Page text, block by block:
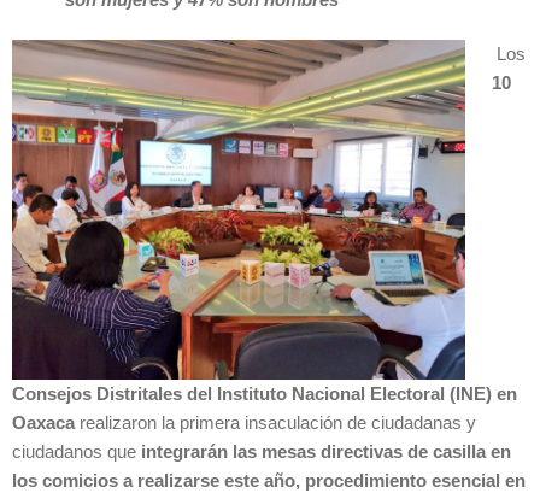
Los
10
Consejos Distritales del Instituto Nacional Electoral (INE) en
Oaxacarealizaron la primera insaculación de ciudadanas y
ciudadanos que integrarán las mesas directivas de casilla en
los comicios a realizarse este año, procedimiento esencial en